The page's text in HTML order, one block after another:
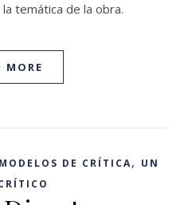
temática de la obra.
MORE
MODELOS DE CRÍTICA, UN